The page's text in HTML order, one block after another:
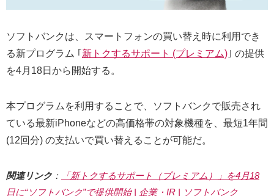
ソフトバンクは、スマートフォンの買い替え時に利用でき
る新プログラム ｢ 新トクするサポート (プレミアム) ｣ の提供
を4月18日から開始する。
本プログラムを利用することで、ソフトバンクで販売され
ている最新iPhoneなどの高価格帯の対象機種を、最短1年間
(12回分) の支払いで買い替えることが可能だ。
関連リンク ：
「新トクするサポート（プレミアム）」を4月18
日に“ソフトバンク”で提供開始 | 企業・IR | ソフトバンク